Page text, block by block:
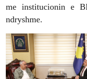
me institucionin e
ndryshme.